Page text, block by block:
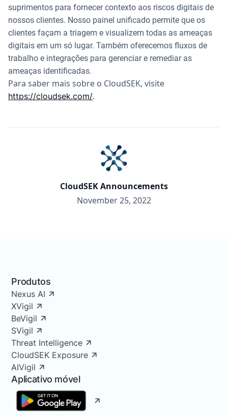
suprimentos para fornecer contexto aos riscos digitais de
nossos clientes. Nosso painel unificado permite que os
clientes façam a triagem e visualizem todas as ameaças
digitais em um só lugar. Também oferecemos fluxos de
trabalho e integrações para gerenciar e remediar as
ameaças identificadas.
Para saber mais sobre o CloudSEK, visite
https://cloudsek.com/.
CloudSEK Announcements
November 25, 2022
Produtos
Nexus AI
XVigil
BeVigil
SVigil
Threat Intelligence
CloudSEK Exposure
AIVigil
Aplicativo móvel